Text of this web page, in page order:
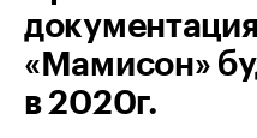
«Мамисон»
в 2020г.